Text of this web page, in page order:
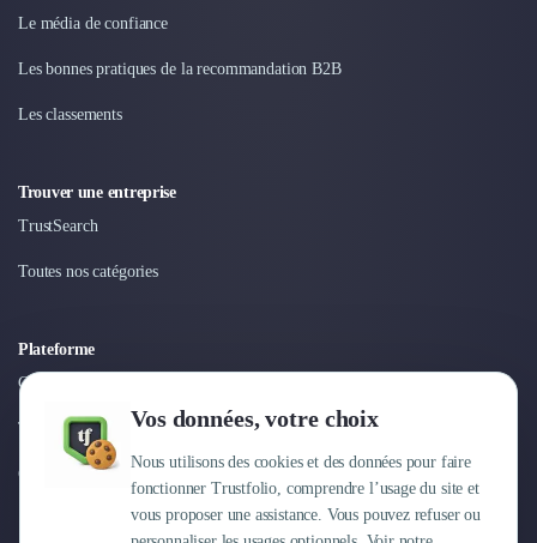
Vos données, votre choix
Nous utilisons des cookies et des données pour faire
fonctionner Trustfolio, comprendre l’usage du site et
vous proposer une assistance. Vous pouvez refuser ou
Le média de confiance
Les bonnes pratiques de la recommandation B2B
Les classements
Trouver une entreprise
TrustSearch
Toutes nos catégories
Plateforme
Connexion
Tarifs
Centre d'aide